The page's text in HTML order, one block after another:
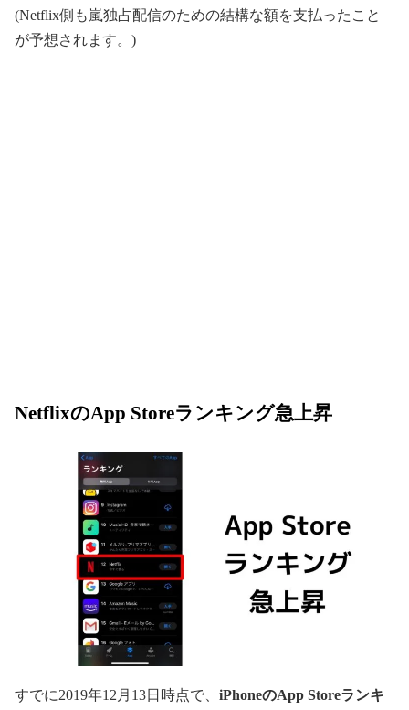
(Netflix側も嵐独占配信のための結構な額を支払ったこと
が予想されます。)
NetflixのApp Storeランキング急上昇
すでに2019年12月13日時点で、 iPhoneのApp Storeランキ